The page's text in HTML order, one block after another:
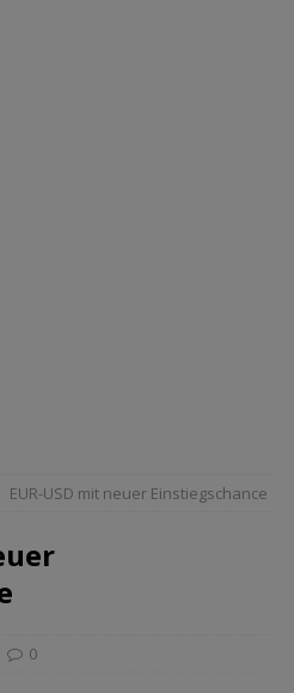
EUR-USD mit neuer Einstiegschance
0